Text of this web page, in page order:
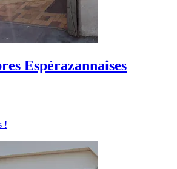
Espérazannaises
!